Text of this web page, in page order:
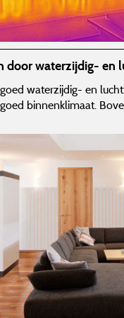
door waterzijdig- en
waterzijdig- en
binnenklimaat.